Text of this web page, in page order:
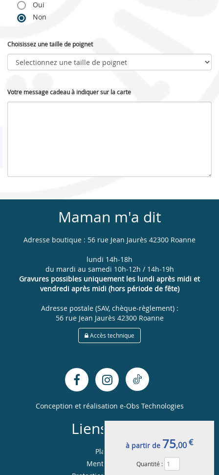
Oui
Non
Choisissez une taille de poignet
Votre message cadeau à indiquer sur la carte
à partir de 75,00€
Quantité :
Maman m'a dit
Adresse boutique : 56 rue Jean Jaurès 42300 Roanne
lundi 14h-18h
du mardi au samedi 10h-12h / 14h-19h
Gravures possibles uniquement les lundi après midi et
vendredi après midi (hors période de fête)
Adresse postale (SAV, chèque-règlement) :
56 rue Jean Jaurès 42300 Roanne
Accès technique
Conception et réalisation e-Obs Technologies
Liens utiles
Plan du site
Mentions légales